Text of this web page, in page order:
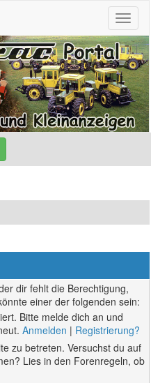
dir fehlt die Berechtigung,
einer der folgenden sein:
Bitte melde dich an und
Anmelden | Registrierung?
zu betreten. Versuchst du auf
Lies in den Forenregeln, ob